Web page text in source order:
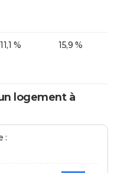
11,1 % 15,9 %
logement à
: